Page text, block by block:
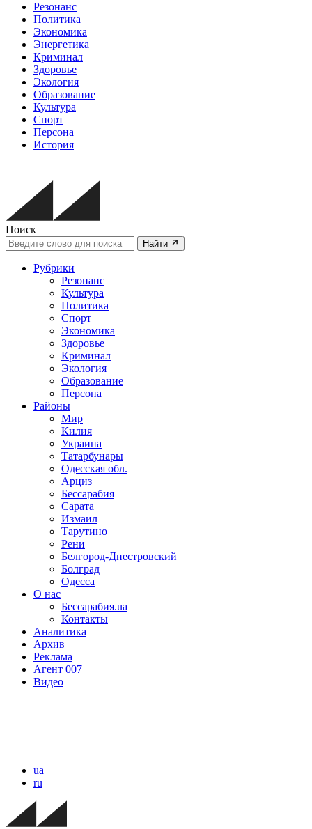
Резонанс
Политика
Экономика
Энергетика
Криминал
Здоровье
Экология
Образование
Культура
Спорт
Персона
История
Поиск
Найти
Рубрики
Резонанс
Культура
Политика
Спорт
Экономика
Здоровье
Криминал
Экология
Образование
Персона
Районы
Мир
Килия
Украина
Татарбунары
Одесская обл.
Арциз
Бессарабия
Сарата
Измаил
Тарутино
Рени
Белгород-Днестровский
Болград
Одесса
О нас
Бессарабия.ua
Контакты
Аналитика
Архив
Реклама
Агент 007
Видео
ua
ru